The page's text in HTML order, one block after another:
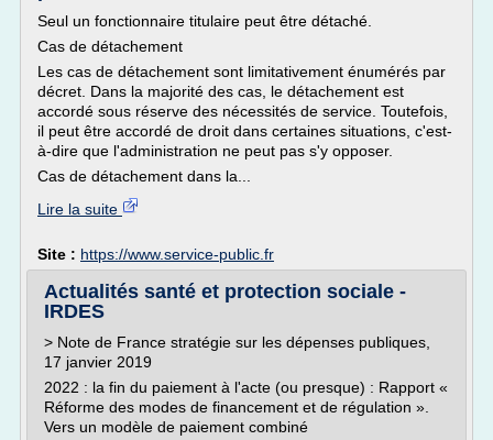
Seul un fonctionnaire titulaire peut être détaché.
Cas de détachement
Les cas de détachement sont limitativement énumérés par
décret. Dans la majorité des cas, le détachement est
accordé sous réserve des nécessités de service. Toutefois,
il peut être accordé de droit dans certaines situations, c'est-
à-dire que l'administration ne peut pas s'y opposer.
Cas de détachement dans la...
Lire la suite
Site : https://www.service-public.fr
Actualités santé et protection sociale -
IRDES
> Note de France stratégie sur les dépenses publiques,
17 janvier 2019
2022 : la fin du paiement à l'acte (ou presque) : Rapport «
Réforme des modes de financement et de régulation ».
Vers un modèle de paiement combiné